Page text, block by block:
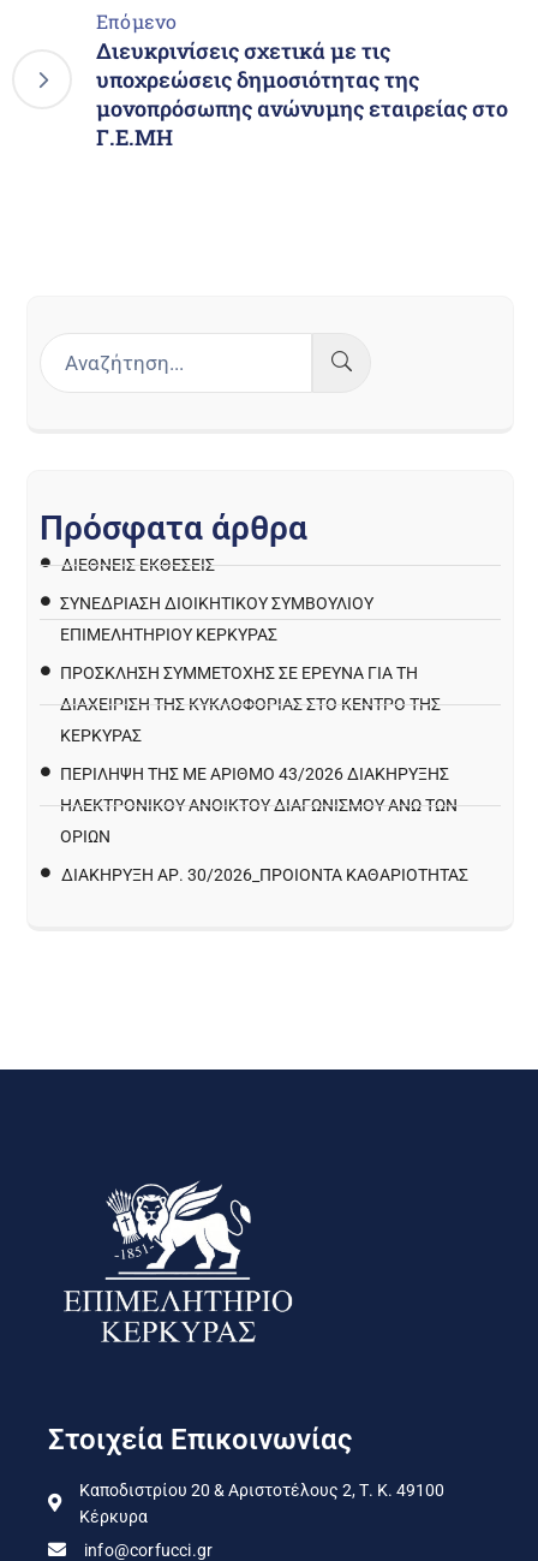
Επόμενο
Διευκρινίσεις σχετικά με τις
υποχρεώσεις δημοσιότητας της
μονοπρόσωπης ανώνυμης εταιρείας στο
Γ.Ε.ΜΗ
Πρόσφατα άρθρα
ΔΙΕΘΝΕΙΣ ΕΚΘΕΣΕΙΣ
ΣΥΝΕΔΡΙΑΣΗ ΔΙΟΙΚΗΤΙΚΟΥ ΣΥΜΒΟΥΛΙΟΥ
ΕΠΙΜΕΛΗΤΗΡΙΟΥ ΚΕΡΚΥΡΑΣ
ΠΡΌΣΚΛΗΣΗ ΣΥΜΜΕΤΟΧΉΣ ΣΕ ΈΡΕΥΝΑ ΓΙΑ ΤΗ
ΔΙΑΧΕΊΡΙΣΗ ΤΗΣ ΚΥΚΛΟΦΟΡΊΑΣ ΣΤΟ ΚΈΝΤΡΟ ΤΗΣ
ΚΈΡΚΥΡΑΣ
ΠΕΡΙΛΗΨΗ ΤΗΣ ΜΕ ΑΡΙΘΜΟ 43/2026 ΔΙΑΚΗΡΥΞΗΣ
ΗΛΕΚΤΡΟΝΙΚΟΥ ΑΝΟΙΚΤΟΥ ΔΙΑΓΩΝΙΣΜΟΥ ΑΝΩ ΤΩΝ
ΟΡΙΩΝ
ΔΙΑΚΉΡΥΞΗ ΑΡ. 30/2026_ΠΡΟΙΌΝΤΑ ΚΑΘΑΡΙΌΤΗΤΑΣ
Στοιχεία Επικοινωνίας
Καποδιστρίου 20 & Αριστοτέλους 2, Τ. Κ. 49100
Κέρκυρα
info@corfucci.gr